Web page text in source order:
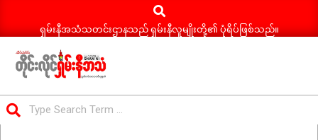
Search
ရှမ်းနီအသံသတင်းဌာနသည် ရှမ်းနီလူမျိုးတို့၏ ပုံရိပ်ဖြစ်သည်။
ရှမ်း
နီ